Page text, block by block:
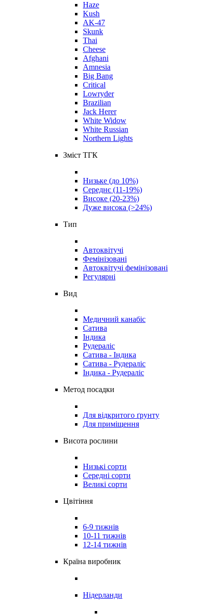
Haze
Kush
AK-47
Skunk
Thai
Cheese
Afghani
Amnesia
Big Bang
Critical
Lowryder
Brazilian
Jack Herer
White Widow
White Russian
Northern Lights
Зміст ТГК
Низьке (до 10%)
Середнє (11-19%)
Високе (20-23%)
Дуже висока (>24%)
Тип
Автоквітучі
Фемінізовані
Автоквітучі фемінізовані
Регулярні
Вид
Медичний канабіс
Сатива
Індика
Рудераліс
Сатива - Індика
Сатива - Рудераліс
Індика - Рудераліс
Метод посадки
Для відкритого ґрунту
Для приміщення
Висота рослини
Низькі сорти
Середні сорти
Великі сорти
Цвітіння
6-9 тижнів
10-11 тижнів
12-14 тижнів
Країна виробник
Нідерланди